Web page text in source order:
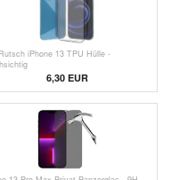
iPhone 13 TPU Hülle -
6,30 EUR